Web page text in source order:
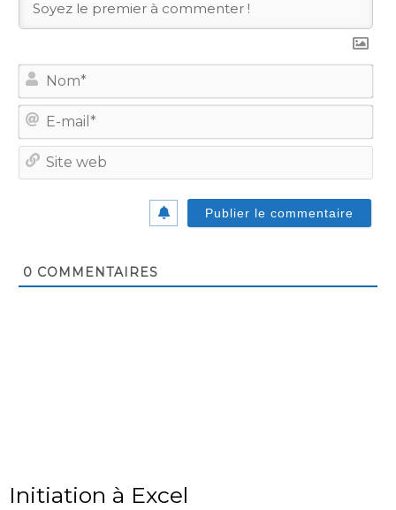
E-
0 COMMENTAIRES
Initiation à Excel